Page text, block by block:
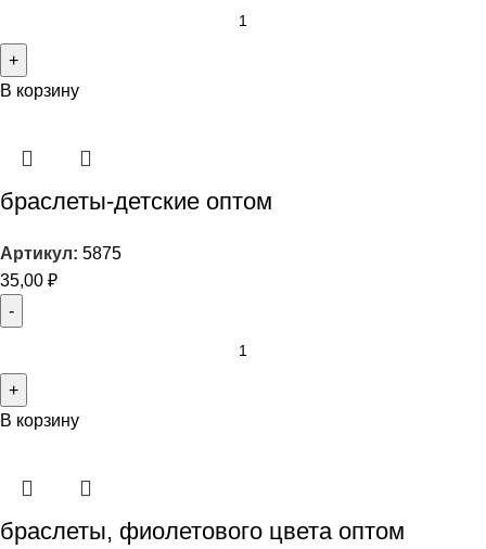
В корзину
браслеты-детские оптом
Артикул: 5875
35,00 ₽
В корзину
браслеты, фиолетового цвета оптом